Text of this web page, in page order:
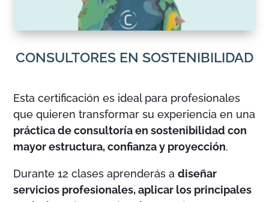
CONSULTORES EN SOSTENIBILIDAD
Esta certificación es ideal para profesionales
que quieren transformar su experiencia en una
práctica de consultoría en sostenibilidad con
mayor estructura, confianza y proyección.
Durante 12 clases aprenderás adiseñar
servicios profesionales, aplicar los principales